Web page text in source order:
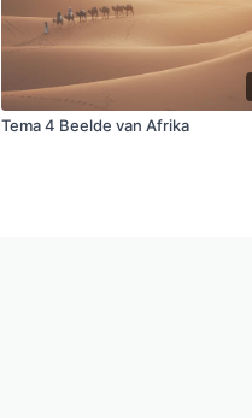
Tema 4 Beelde van Afrika